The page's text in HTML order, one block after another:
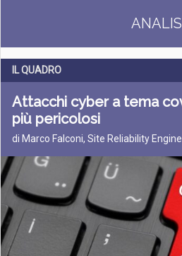
IL QUADRO
Attacchi cyber a tema
più pericolosi
di Marco Falconi, Site Reliability